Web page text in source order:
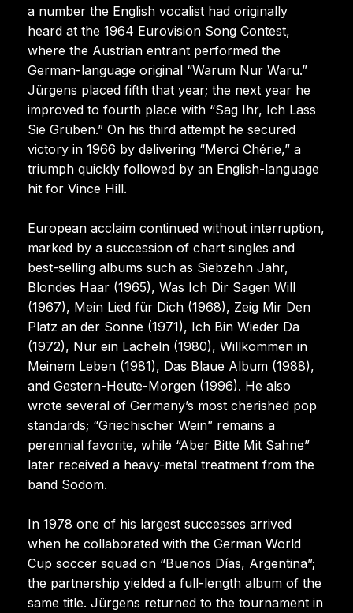
a number the English vocalist had originally
heard at the 1964 Eurovision Song Contest,
where the Austrian entrant performed the
German-language original “Warum Nur Waru.”
Jürgens placed fifth that year; the next year he
improved to fourth place with “Sag Ihr, Ich Lass
Sie Grüben.” On his third attempt he secured
victory in 1966 by delivering “Merci Chérie,” a
triumph quickly followed by an English-language
hit for Vince Hill.
European acclaim continued without interruption,
marked by a succession of chart singles and
best-selling albums such as Siebzehn Jahr,
Blondes Haar (1965), Was Ich Dir Sagen Will
(1967), Mein Lied für Dich (1968), Zeig Mir Den
Platz an der Sonne (1971), Ich Bin Wieder Da
(1972), Nur ein Lächeln (1980), Willkommen in
Meinem Leben (1981), Das Blaue Album (1988),
and Gestern-Heute-Morgen (1996). He also
wrote several of Germany’s most cherished pop
standards; “Griechischer Wein” remains a
perennial favorite, while “Aber Bitte Mit Sahne”
later received a heavy-metal treatment from the
band Sodom.
In 1978 one of his largest successes arrived
when he collaborated with the German World
Cup soccer squad on “Buenos Días, Argentina”;
the partnership yielded a full-length album of the
same title. Jürgens returned to the tournament in